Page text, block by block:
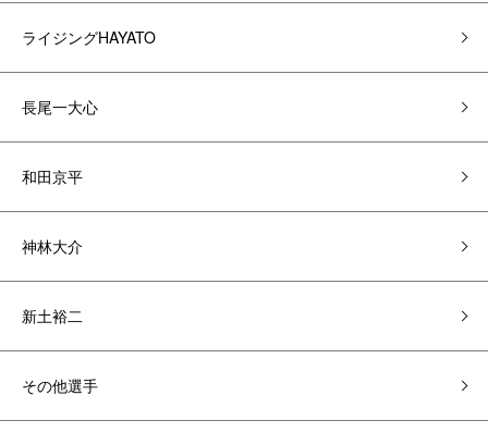
ライジングHAYATO
長尾一大心
和田京平
神林大介
新土裕二
その他選手